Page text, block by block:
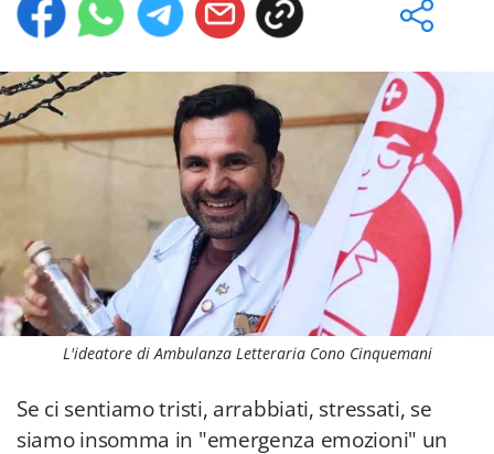
L'ideatore di Ambulanza Letteraria Cono Cinquemani
Se ci sentiamo tristi, arrabbiati, stressati, se
siamo insomma in "emergenza emozioni" un